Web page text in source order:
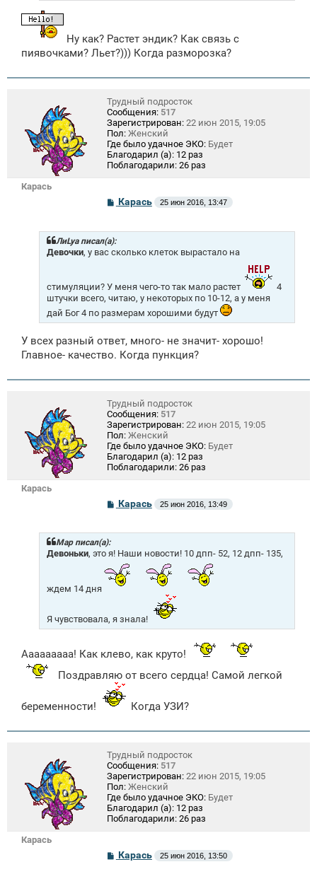
Ну как? Растет эндик? Как связь с
пиявочками? Льет?))) Когда разморозка?
Карась
Трудный подросток
Сообщения: 517
Зарегистрирован: 22 июн 2015, 19:05
Пол: Женский
Где было удачное ЭКО: Будет
Благодарил (а): 12 раз
Поблагодарили: 26 раз
С
б
щ
е
Карась 25 июн 2016, 13:47
ЛиLya писал(а):
Девочки, у вас сколько клеток вырастало на
стимуляции? У меня чего-то так мало растет
4
штучки всего, читаю, у некоторых по 10-12, а у меня
дай Бог 4 по размерам хорошими будут
У всех разный ответ, много- не значит- хорошо!
Главное- качество. Когда пункция?
Карась
Трудный подросток
Сообщения: 517
Зарегистрирован: 22 июн 2015, 19:05
Пол: Женский
Где было удачное ЭКО: Будет
Благодарил (а): 12 раз
Поблагодарили: 26 раз
С
о
б
е
и
е
Карась 25 июн 2016, 13:49
Mар писал(а):
Девоньки, это я! Наши новости! 10 дпп- 52, 12 дпп- 135,
ждем 14 дня
Я чувствовала, я знала!
Ааааааааа! Как клево, как круто!
Поздравляю от всего сердца! Самой легкой
беременности! Когда УЗИ?
Карась
Трудный подросток
Сообщения: 517
Зарегистрирован: 22 июн 2015, 19:05
Пол: Женский
Где было удачное ЭКО: Будет
Благодарил (а): 12 раз
Поблагодарили: 26 раз
СКарась 25 июн 2016, 13:50